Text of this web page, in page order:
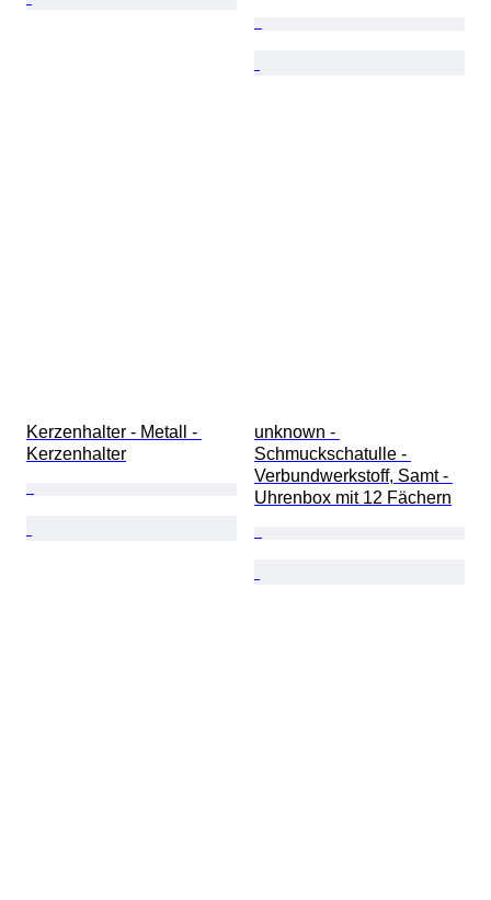
Kerzenhalter - Metall -
Kerzenhalter
unknown -
Schmuckschatulle -
Verbundwerkstoff, Samt -
Uhrenbox mit 12 Fächern